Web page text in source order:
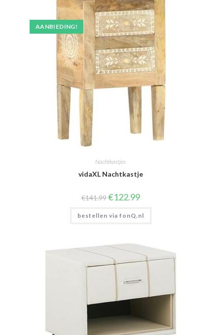
AANBIEDING!
Nachtkastjes
vidaXL Nachtkastje
€141.99 Oorspronkelijke
prijs
was:
€141.99.
€122.99Huidige
is:
€122.99.
bestellen via fonQ.nl